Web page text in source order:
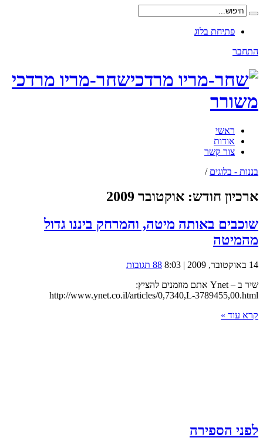
פתיחת בלוג
התחבר
שחר-מריו מרדכי
משורר
ראשי
אודות
צור קשר
בננות - בלוגים /
ארכיון חודש: אוקטובר 2009
שוכבים באותה מיטה, והמרחק ביננו גדול
מהמיטה
14 באוקטובר, 2009 | 8:03
88 תגובות
שיר ב – Ynet אתם מוזמנים להציץ:
http://www.ynet.co.il/articles/0,7340,L-3789455,00.html
קרא עוד »
לפני הספירה